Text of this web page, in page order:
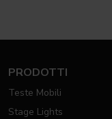
PRODOTTI
Teste Mobili
Stage Lights